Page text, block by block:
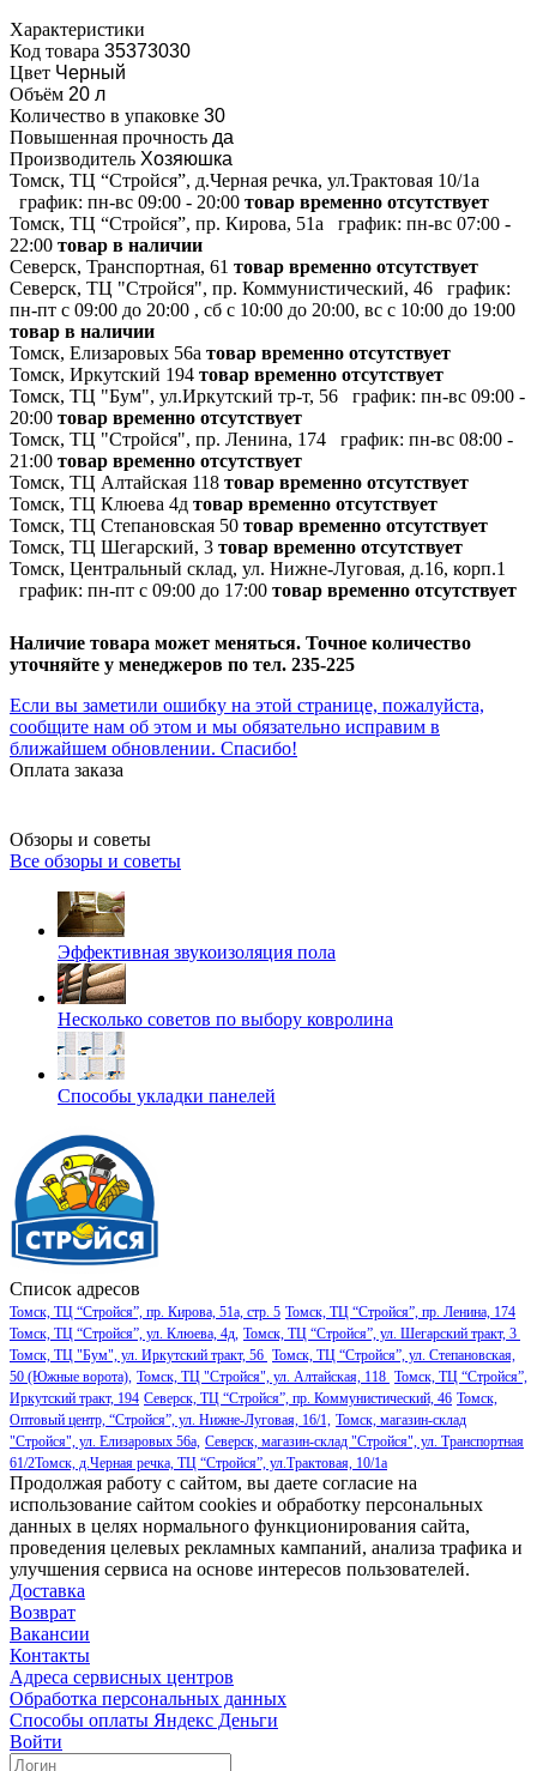
Характеристики
Код товара 35373030
Цвет Черный
Объём 20 л
Количество в упаковке 30
Повышенная прочность да
Производитель Хозяюшка
Томск, ТЦ “Стройся”, д.Черная речка, ул.Трактовая 10/1а
график: пн-вс 09:00 - 20:00 товар временно отсутствует
Томск, ТЦ “Стройся”, пр. Кирова, 51а
график: пн-вс 07:00 -
22:00 товар в наличии
Северск, Транспортная, 61 товар временно отсутствует
Северск, ТЦ "Стройся", пр. Коммунистический, 46
график:
пн-пт с 09:00 до 20:00 , сб с 10:00 до 20:00, вс с 10:00 до 19:00
товар в наличии
Томск, Елизаровых 56а товар временно отсутствует
Томск, Иркутский 194 товар временно отсутствует
Томск, ТЦ "Бум", ул.Иркутский тр-т, 56
график: пн-вс 09:00 -
20:00 товар временно отсутствует
Томск, ТЦ "Стройся", пр. Ленина, 174
график: пн-вс 08:00 -
21:00 товар временно отсутствует
Томск, ТЦ Алтайская 118 товар временно отсутствует
Томск, ТЦ Клюева 4д товар временно отсутствует
Томск, ТЦ Степановская 50 товар временно отсутствует
Томск, ТЦ Шегарский, 3 товар временно отсутствует
Томск, Центральный склад, ул. Нижне-Луговая, д.16, корп.1
график: пн-пт с 09:00 до 17:00 товар временно отсутствует
Наличие товара может меняться. Точное количество
уточняйте у менеджеров по тел. 235-225
Если вы заметили ошибку на этой странице, пожалуйста,
сообщите нам об этом и мы обязательно исправим в
ближайшем обновлении. Спасибо!
Оплата заказа
Обзоры и советы
Все обзоры и советы
Эффективная звукоизоляция пола
Несколько советов по выбору ковролина
Способы укладки панелей
Список адресов
Томск, ТЦ “Стройся”, пр. Кирова, 51а, стр. 5 Томск, ТЦ “Стройся”, пр. Ленина, 174
Томск, ТЦ “Стройся”, ул. Клюева, 4д, Томск, ТЦ “Стройся”, ул. Шегарский тракт, 3
Томск, ТЦ "Бум", ул. Иркутский тракт, 56 Томск, ТЦ “Стройся”, ул. Степановская,
50 (Южные ворота), Томск, ТЦ "Стройся", ул. Алтайская, 118 Томск, ТЦ “Стройся”,
Иркутский тракт, 194 Северск, ТЦ “Стройся”, пр. Коммунистический, 46 Томск,
Оптовый центр, “Стройся”, ул. Нижне-Луговая, 16/1, Томск, магазин-склад
"Стройся", ул. Елизаровых 56а, Северск, магазин-склад "Стройся", ул. Транспортная
61/2Томск, д.Черная речка, ТЦ “Стройся”, ул.Трактовая, 10/1а
Продолжая работу с сайтом, вы даете согласие на
использование сайтом cookies и обработку персональных
данных в целях нормального функционирования сайта,
проведения целевых рекламных кампаний, анализа трафика и
улучшения сервиса на основе интересов пользователей.
Доставка
Возврат
Вакансии
Контакты
Адреса сервисных центров
Обработка персональных данных
Способы оплаты Яндекс Деньги
Войти